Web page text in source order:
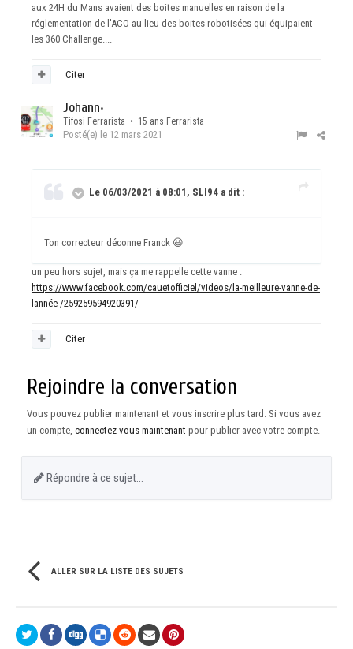
aux 24H du Mans avaient des boites manuelles en raison de la
réglementation de l'ACO au lieu des boites robotisées qui équipaient
les 360 Challenge....
Citer
Johann•
Tifosi Ferrarista • 15 ans Ferrarista
Posté(e) le 12 mars 2021
Le 06/03/2021 à 08:01, SLI94 a dit :
Ton correcteur déconne Franck 😆
un peu hors sujet, mais ça me rappelle cette vanne :
https://www.facebook.com/cauetofficiel/videos/la-meilleure-vanne-de-
lannée-/259259594920391/
Citer
Rejoindre la conversation
Vous pouvez publier maintenant et vous inscrire plus tard. Si vous avez
un compte, connectez-vous maintenant pour publier avec votre compte.
Répondre à ce sujet…
ALLER SUR LA LISTE DES SUJETS